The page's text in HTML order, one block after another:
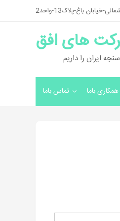
باغ-پلاک13-واحد2
های افق
ایران را داریم
همکاری باما تماس باما